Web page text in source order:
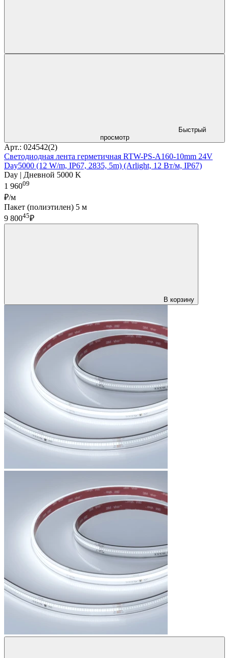
Быстрый
просмотр
Арт.: 024542(2)
Светодиодная лента герметичная RTW-PS-A160-10mm 24V
Day5000 (12 W/m, IP67, 2835, 5m) (Arlight, 12 Вт/м, IP67)
Day | Дневной 5000 K
1 96009
₽/м
Пакет (полиэтилен) 5 м
9 80045₽
В корзину